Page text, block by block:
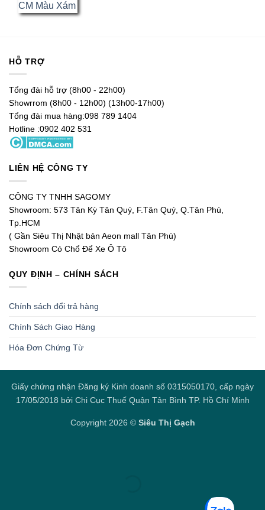
HỖ TRỢ
Tổng đài hỗ trợ (8h00 - 22h00)
Showrrom (8h00 - 12h00) (13h00-17h00)
Tổng đài mua hàng:098 789 1404
Hotline :0902 402 531
LIÊN HỆ CÔNG TY
CÔNG TY TNHH SAGOMY
Showroom: 573 Tân Kỳ Tân Quý, F.Tân Quý, Q.Tân Phú,
Tp.HCM
( Gần Siêu Thị Nhật bản Aeon mall Tân Phú)
Showroom Có Chổ Để Xe Ô Tô
QUY ĐỊNH – CHÍNH SÁCH
Chính sách đổi trả hàng
Chính Sách Giao Hàng
Hóa Đơn Chứng Từ
Giấy chứng nhận Đăng ký Kinh doanh số 0315050170, cấp ngày
17/05/2018 bởi Chi Cục Thuế Quận Tân Bình TP. Hồ Chí Minh
Copyright 2026 © Siêu Thị Gạch